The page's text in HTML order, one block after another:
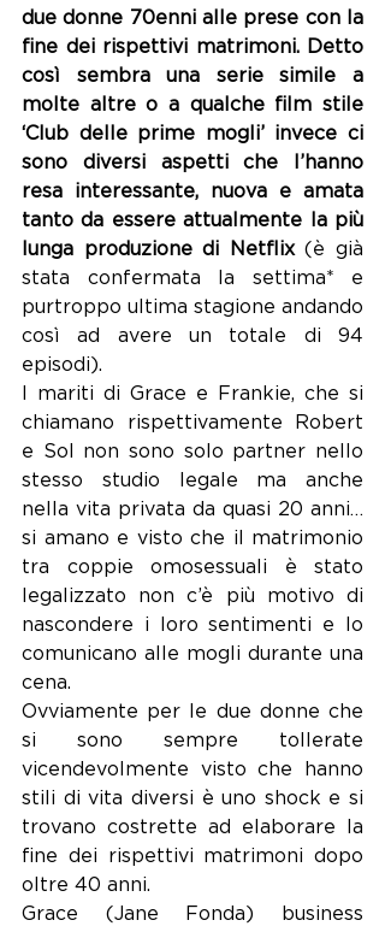
due donne 70enni alle prese con la
fine dei rispettivi matrimoni. Detto
così sembra una serie simile a
molte altre o a qualche film stile
‘Club delle prime mogli’ invece ci
sono diversi aspetti che l’hanno
resa interessante, nuova e amata
tanto da essere attualmente la più
lunga produzione di Netflix (è già
stata confermata la settima* e
purtroppo ultima stagione andando
così ad avere un totale di 94
episodi).
I mariti di Grace e Frankie, che si
chiamano rispettivamente Robert
e Sol non sono solo partner nello
stesso studio legale ma anche
nella vita privata da quasi 20 anni…
si amano e visto che il matrimonio
tra coppie omosessuali è stato
legalizzato non c’è più motivo di
nascondere i loro sentimenti e lo
comunicano alle mogli durante una
cena.
Ovviamente per le due donne che
si sono sempre tollerate
vicendevolmente visto che hanno
stili di vita diversi è uno shock e si
trovano costrette ad elaborare la
fine dei rispettivi matrimoni dopo
oltre 40 anni.
Grace (Jane Fonda) business